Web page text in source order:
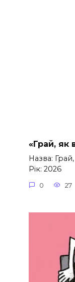
«Грай, як
Назва:
Рік: 2026
0 27